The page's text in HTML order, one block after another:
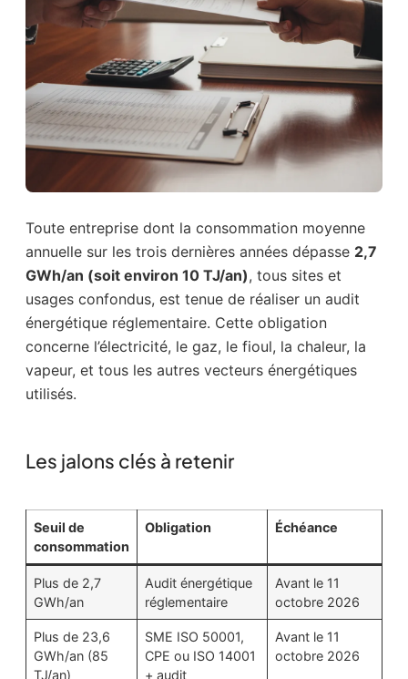
Toute entreprise dont la consommation moyenne
annuelle sur les trois dernières années dépasse 2,7
GWh/an (soit environ 10 TJ/an), tous sites et
usages confondus, est tenue de réaliser un audit
énergétique réglementaire. Cette obligation
concerne l’électricité, le gaz, le fioul, la chaleur, la
vapeur, et tous les autres vecteurs énergétiques
utilisés.
Les jalons clés à retenir
Seuil de
consommation
Obligation Échéance
Plus de 2,7
GWh/an
Audit énergétique
réglementaire
Avant le 11
octobre 2026
Plus de 23,6
GWh/an (85
TJ/an)
SME ISO 50001,
CPE ou ISO 14001
+ audit
Avant le 11
octobre 2026